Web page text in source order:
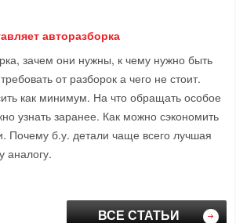
авторазборка
зачем они нужны, к чему нужно быть
от разборок а чего не стоит.
как минимум. На что обращать особое
узнать заранее. Как можно сэкономить
Почему б.у. детали чаще всего лучшая
аналогу.
ВСЕ СТАТЬИ